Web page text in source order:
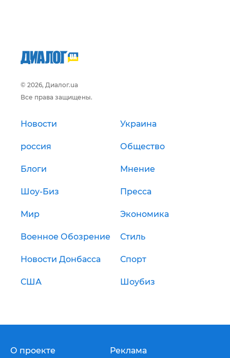
© 2026, Диалог.ua
Все права защищены.
Новости Украина
россия Общество
Блоги Мнение
Шоу-Биз Пресса
Мир Экономика
Военное Обозрение Стиль
Новости Донбасса Спорт
США Шоубиз
О проекте Реклама